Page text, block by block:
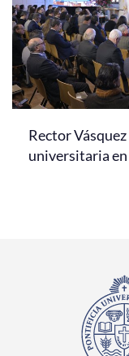
Rector
universitaria